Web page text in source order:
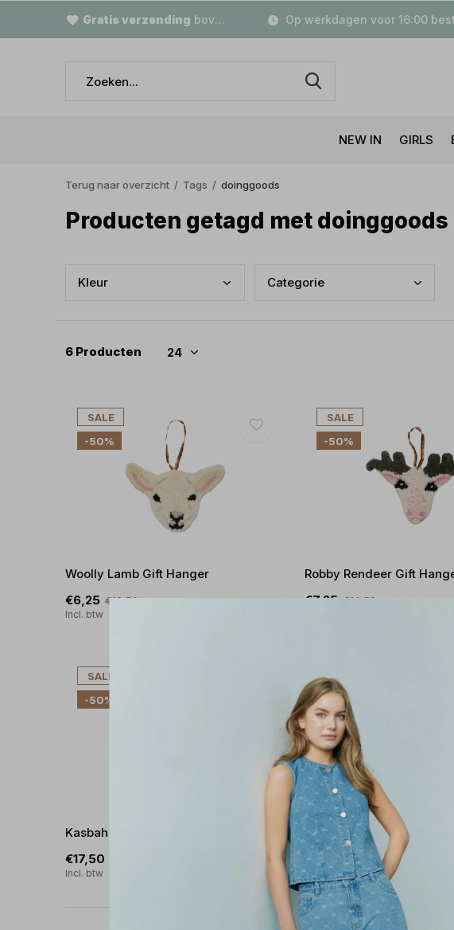
NEW IN GIRLS
Gratis verzending boven €79,- Op werkdagen voor 16:00
Terug naar overzicht Tags doinggoods
Producten getagd met doinggoods
Kleur Categorie
6 Producten
SALE
-50%
Woolly Lamb Gift Hanger
€6,25 €12,50
Incl. btw
SALE
-50%
Robby Rendeer Gift
€7,25
€14,50
SALE
-50%
Kasbah Polar bear Head Rug
€17,50
Incl. btw
SALE
-50%
Loony Leopard Head rug
€17,50
€35,00
Incl. btw